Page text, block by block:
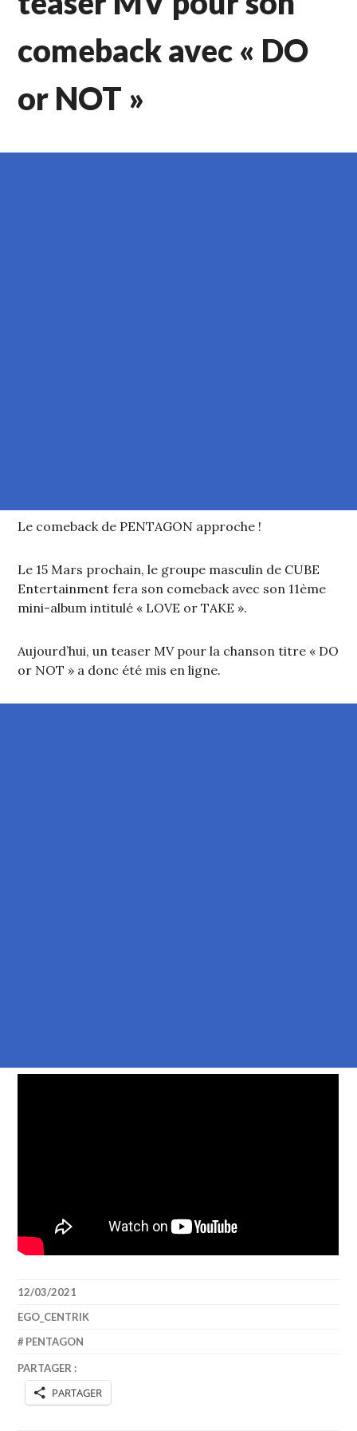
comeback avec « DO
or NOT »
Le comeback de PENTAGON approche !
Le 15 Mars prochain, le groupe masculin de CUBE
Entertainment fera son comeback avec son 11ème
mini-album intitulé « LOVE or TAKE ».
Aujourd’hui, un teaser MV pour la chanson titre « DO
or NOT » a donc été mis en ligne.
12/03/2021
EGO_CENTRIK
PENTAGON
PARTAGER :
PARTAGER